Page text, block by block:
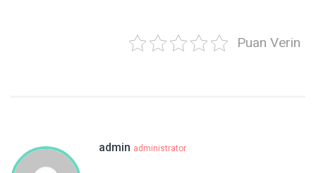
Puan Verin
admin administrator